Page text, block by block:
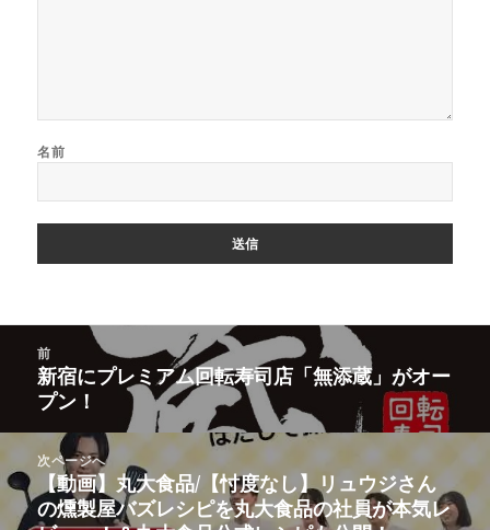
名前
ー
シ
前
前
の
投
稿:
新宿にプレミアム回転寿司店「無添蔵」がオー
プン！
次ページへ
次
の
【動画】丸大食品/【忖度なし】リュウジさん
の燻製屋バズレシピを丸大食品の社員が本気レ